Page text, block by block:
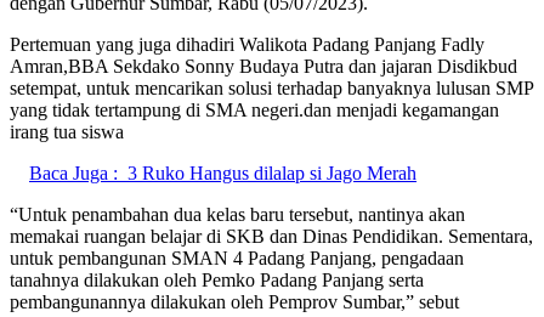
Pertemuan yang juga dihadiri Walikota Padang Panjang Fadly
Amran,BBA Sekdako Sonny Budaya Putra dan jajaran Disdikbud
setempat, untuk mencarikan solusi terhadap banyaknya lulusan SMP
yang tidak tertampung di SMA negeri.dan menjadi kegamangan
irang tua siswa
Baca Juga : 3 Ruko Hangus dilalap si Jago Merah
“Untuk penambahan dua kelas baru tersebut, nantinya akan
memakai ruangan belajar di SKB dan Dinas Pendidikan. Sementara,
untuk pembangunan SMAN 4 Padang Panjang, pengadaan
tanahnya dilakukan oleh Pemko Padang Panjang serta
pembangunannya dilakukan oleh Pemprov Sumbar,” sebut